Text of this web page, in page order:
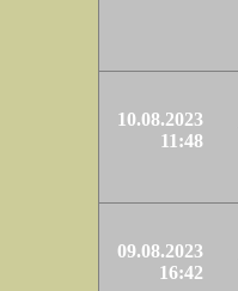
10.08.2023
11:48
09.08.2023
16:42